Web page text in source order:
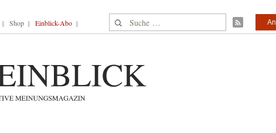
Shop Einblick-Abo Suche nach: